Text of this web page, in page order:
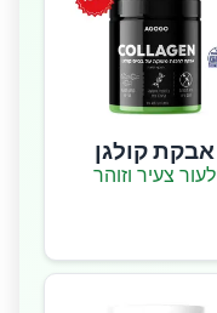
אבקת קולגן
לעור צעיר וזוהר